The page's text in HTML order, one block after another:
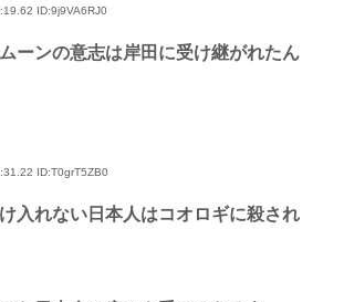
ID:9j9VA6RJ0
ーンの意志は岸田に受け継がれたん
ID:T0grT5ZB0
入れない日本人はコオロギに殺され